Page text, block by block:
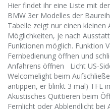
Hier findet ihr eine Liste mit
BMW 3er Modelles der
Tabelle zeigt nur einen kleinen
Möglichkeiten, je nach
Funktionen möglich. Funktion
Fernbedienung öffnen und
Anfahrens öffnen Licht US-
Welcomelight beim
antippen, er blinkt 3 mal) TFL
Akustisches Quittieren beim
Fernlicht oder Abblendlicht